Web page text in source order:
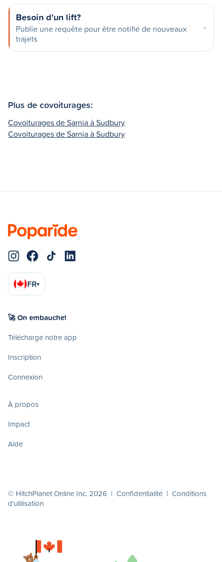
Besoin d'un lift?
Publie une requête pour être notifié de nouveaux
trajets
Plus de covoiturages:
Covoiturages de Sarnia à Sudbury
Covoiturages de Sarnia à Sudbury
FR▾
🚀 On embauche!
Télécharge notre app
Inscription
Connexion
À propos
Impact
Aide
© HitchPlanet Online Inc. 2026 | Confidentialité | Conditions
d'utilisation